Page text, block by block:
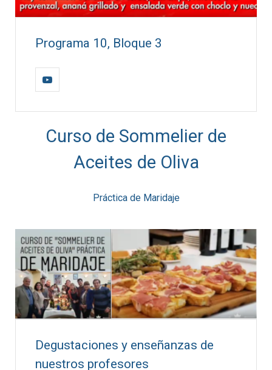
Programa 10, Bloque 3
Curso de Sommelier de
Aceites de Oliva
Práctica de Maridaje
Degustaciones y enseñanzas de
nuestros profesores